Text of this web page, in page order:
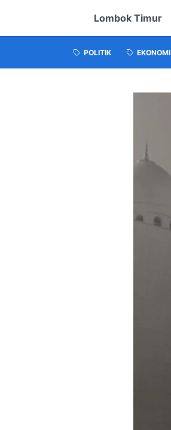
Lombok Timur
POLITIK EKONOMI